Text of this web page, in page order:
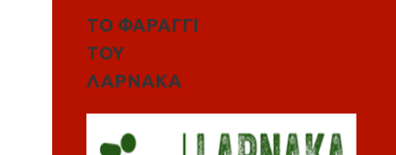
ΤΟ ΦΑΡΑΓΓΙ
ΤΟΥ
ΛΑΡΝΑΚΑ